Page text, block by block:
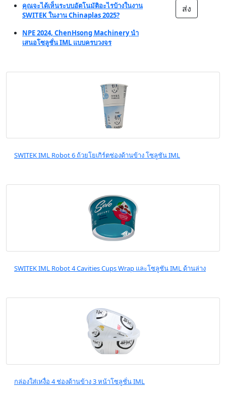
คุณจะได้เห็นระบบอัตโนมัติอะไรบ้างในงาน
SWITEK ในงาน Chinaplas 2025?
NPE 2024, ChenHsong Machinery นำ
เสนอโซลูชั่น IML แบบครบวงจร
ส่ง
SWITEK IML Robot 6 ถ้วยโยเกิร์ตช่องด้านข้าง โซลูชัน IML
SWITEK IML Robot 4 Cavities Cups Wrap และโซลูชัน IML ด้านล่าง
กล่องใส่เหงื่อ 4 ช่องด้านข้าง 3 หน้าโซลูชั่น IML